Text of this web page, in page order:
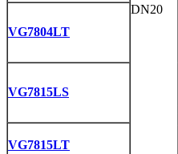
DN20
VG7804LT
VG7815LS
VG7815LT